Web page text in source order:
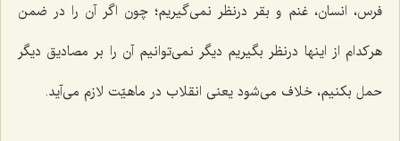
فرس، انسان، غنم و بقر درنظر نمى‌گیریم؛ چون اگر آن را در ضمن
هرکدام از اینها درنظر بگیریم دیگر نمى‌توانیم آن را بر مصادیق دیگر
حمل بکنیم، خلاف مى‌شود یعنی انقلاب در ماهیّت لازم مى‌آید.